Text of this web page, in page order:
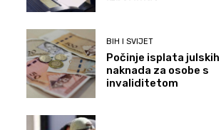
BIH I SVIJET
Počinje isplata julskih
naknada za osobe s
invaliditetom